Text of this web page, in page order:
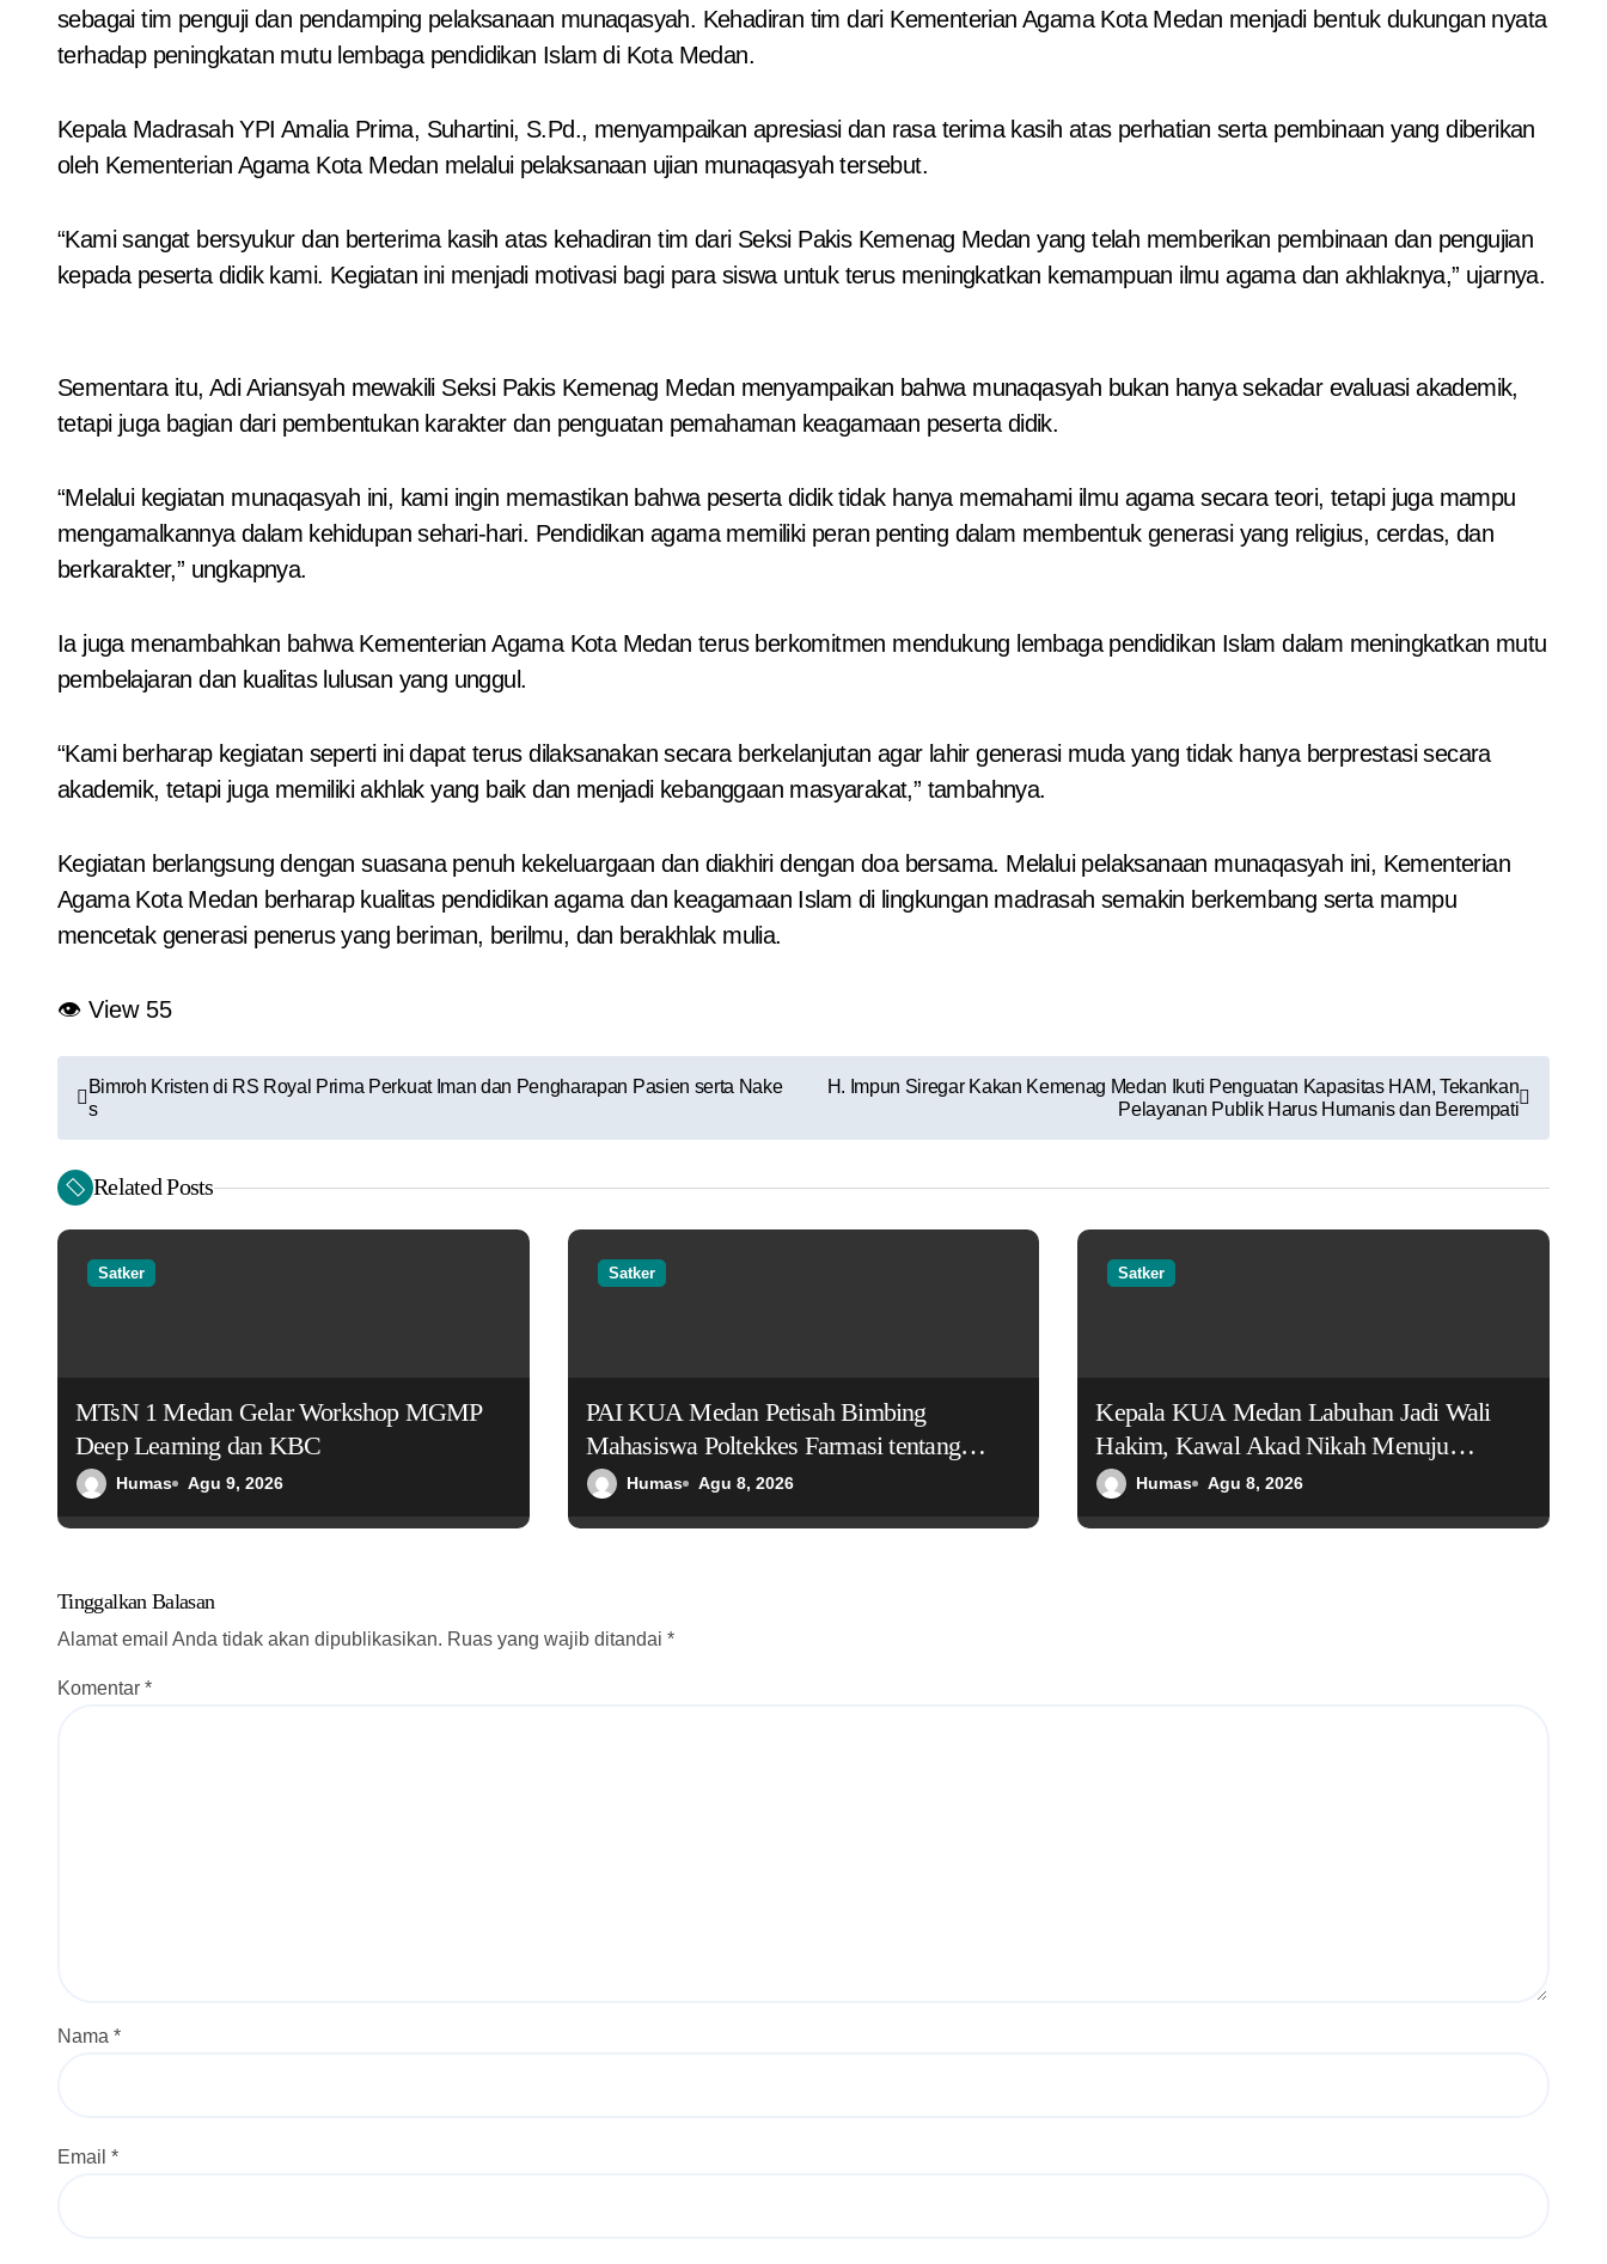
sebagai tim penguji dan pendamping pelaksanaan munaqasyah. Kehadiran tim dari Kementerian Agama Kota Medan menjadi bentuk dukungan nyata
terhadap peningkatan mutu lembaga pendidikan Islam di Kota Medan.
Kepala Madrasah YPI Amalia Prima, Suhartini, S.Pd., menyampaikan apresiasi dan rasa terima kasih atas perhatian serta pembinaan yang diberikan
oleh Kementerian Agama Kota Medan melalui pelaksanaan ujian munaqasyah tersebut.
“Kami sangat bersyukur dan berterima kasih atas kehadiran tim dari Seksi Pakis Kemenag Medan yang telah memberikan pembinaan dan pengujian
kepada peserta didik kami. Kegiatan ini menjadi motivasi bagi para siswa untuk terus meningkatkan kemampuan ilmu agama dan akhlaknya,” ujarnya.
Sementara itu, Adi Ariansyah mewakili Seksi Pakis Kemenag Medan menyampaikan bahwa munaqasyah bukan hanya sekadar evaluasi akademik,
tetapi juga bagian dari pembentukan karakter dan penguatan pemahaman keagamaan peserta didik.
“Melalui kegiatan munaqasyah ini, kami ingin memastikan bahwa peserta didik tidak hanya memahami ilmu agama secara teori, tetapi juga mampu
mengamalkannya dalam kehidupan sehari-hari. Pendidikan agama memiliki peran penting dalam membentuk generasi yang religius, cerdas, dan
berkarakter,” ungkapnya.
Ia juga menambahkan bahwa Kementerian Agama Kota Medan terus berkomitmen mendukung lembaga pendidikan Islam dalam meningkatkan mutu
pembelajaran dan kualitas lulusan yang unggul.
“Kami berharap kegiatan seperti ini dapat terus dilaksanakan secara berkelanjutan agar lahir generasi muda yang tidak hanya berprestasi secara
akademik, tetapi juga memiliki akhlak yang baik dan menjadi kebanggaan masyarakat,” tambahnya.
Kegiatan berlangsung dengan suasana penuh kekeluargaan dan diakhiri dengan doa bersama. Melalui pelaksanaan munaqasyah ini, Kementerian
Agama Kota Medan berharap kualitas pendidikan agama dan keagamaan Islam di lingkungan madrasah semakin berkembang serta mampu
mencetak generasi penerus yang beriman, berilmu, dan berakhlak mulia.
👁 View 55
N
a
v
i
o
Bimroh Kristen di RS Royal Prima Perkuat Iman dan Pengharapan Pasien serta Nake
s
H. Impun Siregar Kakan Kemenag Medan Ikuti Penguatan Kapasitas HAM, Tekankan
Pelayanan Publik Harus Humanis dan Berempati
Related Posts
Satker
MTsN 1 Medan Gelar Workshop MGMP
Deep Learning dan KBC
Humas Agu 9, 2026
Satker
PAI KUA Medan Petisah Bimbing
Mahasiswa Poltekkes Farmasi tentang
Tujuan Hidup dan Ketaatan dalam Islam
Humas Agu 8, 2026
Satker
Kepala KUA Medan Labuhan Jadi Wali
Hakim, Kawal Akad Nikah Menuju
Keluarga Samawa
Humas Agu 8, 2026
Tinggalkan Balasan
Alamat email Anda tidak akan dipublikasikan. Ruas yang wajib ditandai *
Komentar *
Nama *
Email *